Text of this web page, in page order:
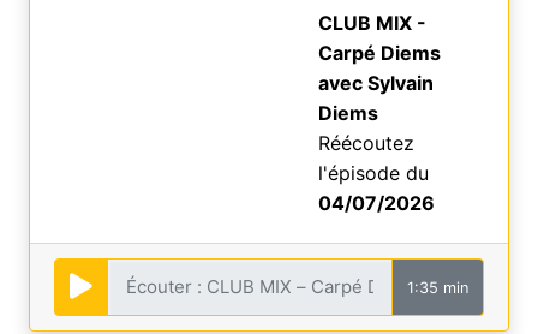
CLUB MIX -
Carpé Diems
avec Sylvain
Diems
Réécoutez
l'épisode du
04/07/2026
1:35 min